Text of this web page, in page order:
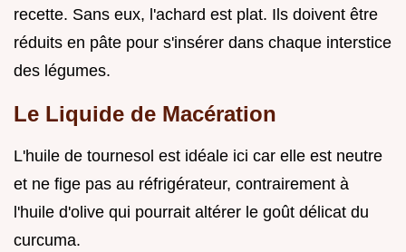
recette. Sans eux, l'achard est plat. Ils doivent être
réduits en pâte pour s'insérer dans chaque interstice
des légumes.
Le Liquide de Macération
L'huile de tournesol est idéale ici car elle est neutre
et ne fige pas au réfrigérateur, contrairement à
l'huile d'olive qui pourrait altérer le goût délicat du
curcuma.